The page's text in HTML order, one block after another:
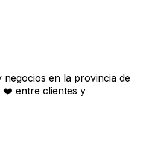
negocios en la provincia de
❤️ entre clientes y